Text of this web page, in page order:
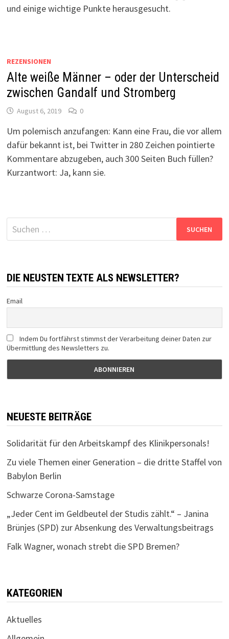
und einige wichtige Punkte herausgesucht.
REZENSIONEN
Alte weiße Männer – oder der Unterscheid
zwischen Gandalf und Stromberg
August 6, 2019 0
Um polemisch anzufangen: Kann eine Frau, die vor allem
dafür bekannt ist, bei Twitter in 280 Zeichen pointierte
Kommentare abzugeben, auch 300 Seiten Buch füllen?
Kurzantwort: Ja, kann sie.
Suchen
nach:
DIE NEUSTEN TEXTE ALS NEWSLETTER?
Email
Indem Du fortfährst stimmst der Verarbeitung deiner Daten zur
Übermittlung des Newsletters zu.
NEUESTE BEITRÄGE
Solidarität für den Arbeitskampf des Klinikpersonals!
Zu viele Themen einer Generation – die dritte Staffel von
Babylon Berlin
Schwarze Corona-Samstage
„Jeder Cent im Geldbeutel der Studis zählt.“ – Janina
Brünjes (SPD) zur Absenkung des Verwaltungsbeitrags
Falk Wagner, wonach strebt die SPD Bremen?
KATEGORIEN
Aktuelles